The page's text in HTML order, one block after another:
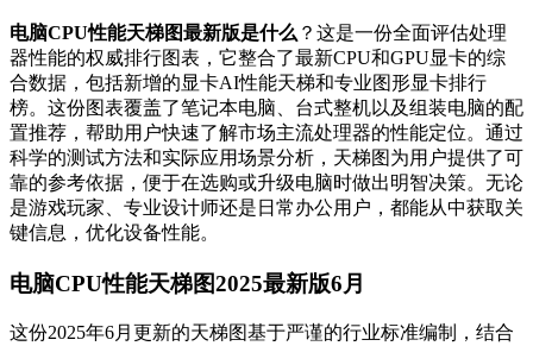
电脑CPU性能天梯图最新版是什么 ？这是一份全面评估处理
器性能的权威排行图表，它整合了最新CPU和GPU显卡的综
合数据，包括新增的显卡AI性能天梯和专业图形显卡排行
榜。这份图表覆盖了笔记本电脑、台式整机以及组装电脑的配
置推荐，帮助用户快速了解市场主流处理器的性能定位。通过
科学的测试方法和实际应用场景分析，天梯图为用户提供了可
靠的参考依据，便于在选购或升级电脑时做出明智决策。无论
是游戏玩家、专业设计师还是日常办公用户，都能从中获取关
键信息，优化设备性能。
电脑CPU性能天梯图2025最新版6月
这份2025年6月更新的天梯图基于严谨的行业标准编制，结合